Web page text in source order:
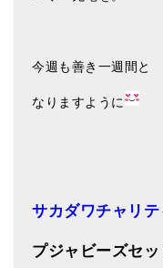
今週も善き一週間と
なりますように
サカダワチャリテ
プジャビーズセ